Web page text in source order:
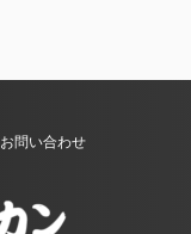
お問い合わせ